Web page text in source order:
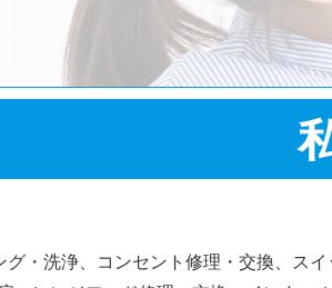
グ・洗浄、コンセント修理・交換、ス